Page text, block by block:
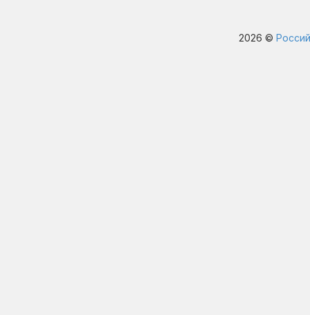
2026 ©